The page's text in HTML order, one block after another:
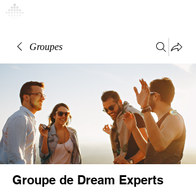
Groupes
Groupe de Dream Experts